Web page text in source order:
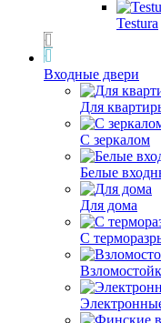
Testura
Входные двери
Для
С зеркалом
Белые
Для дома
С